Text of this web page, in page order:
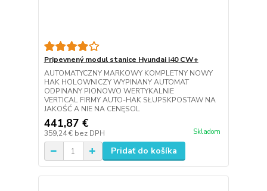
Pripevnený modul stanice Hyundai i40 CW+
AUTOMATYCZNY MARKOWY KOMPLETNY NOWY
HAK HOLOWNICZY WYPINANY AUTOMAT
ODPINANY PIONOWO WERTYKALNIE
VERTICAL FIRMY AUTO-HAK SŁUPSKPOSTAW NA
JAKOŚĆ A NIE NA CENĘSOL
441,87 €
359,24 € bez DPH Skladom
Pridať do košíka